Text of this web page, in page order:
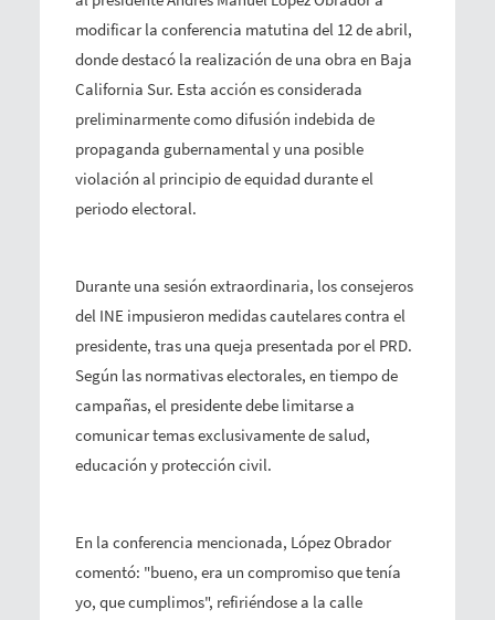
modificar la conferencia matutina del 12 de abril,
donde destacó la realización de una obra en Baja
California Sur. Esta acción es considerada
preliminarmente como difusión indebida de
propaganda gubernamental y una posible
violación al principio de equidad durante el
periodo electoral.
Durante una sesión extraordinaria, los consejeros
del INE impusieron medidas cautelares contra el
presidente, tras una queja presentada por el PRD.
Según las normativas electorales, en tiempo de
campañas, el presidente debe limitarse a
comunicar temas exclusivamente de salud,
educación y protección civil.
En la conferencia mencionada, López Obrador
comentó: "bueno, era un compromiso que tenía
yo, que cumplimos", refiriéndose a la calle